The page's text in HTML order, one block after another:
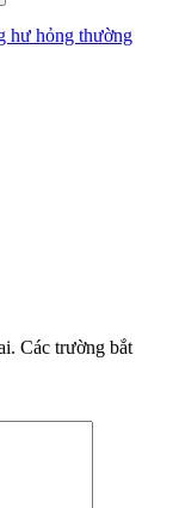
hư hỏng thường
Các trường bắt